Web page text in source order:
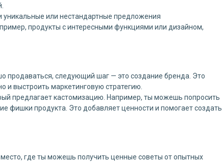
или нестандартные предложения
продукты с интересными функциями или дизайном,
продаваться, следующий шаг — это создание бренда. Это
и выстроить маркетинговую стратегию.
предлагает кастомизацию. Например, ты можешь попросить
фишки продукта. Это добавляет ценности и помогает создать
где ты можешь получить ценные советы от опытных